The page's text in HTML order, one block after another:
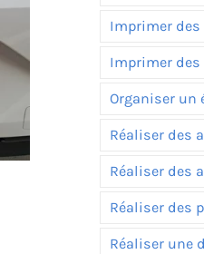
Imprimer des
Imprimer
Organiser un
Réaliser des
Réaliser des
Réaliser des
Réaliser une